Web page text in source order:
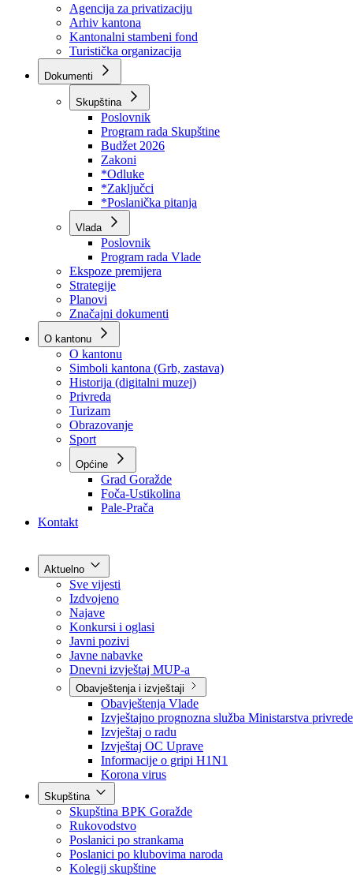
Javna preduzeća
BPK šume
RTV BPK
Agencija za privatizaciju
Arhiv kantona
Kantonalni stambeni fond
Turistička organizacija
Dokumenti
Skupština
Poslovnik
Program rada Skupštine
Budžet 2026
Zakoni
*Odluke
*Zaključci
*Poslanička pitanja
Vlada
Poslovnik
Program rada Vlade
Ekspoze premijera
Strategije
Planovi
Značajni dokumenti
O kantonu
O kantonu
Simboli kantona (Grb, zastava)
Historija (digitalni muzej)
Privreda
Turizam
Obrazovanje
Sport
Općine
Kontakt
Aktuelno
Sve vijesti
Izdvojeno
Najave
Konkursi i oglasi
Javni pozivi
Javne nabavke
Dnevni izvještaj MUP-a
Obavještenja i izvještaji
Obavještenja Vlade
Izvještajno prognozna služba Ministarstva privrede
Izvještaj o radu
Izvještaj OC Uprave
Informacije o gripi H1N1
Korona virus
Skupština
Skupština BPK Goražde
Rukovodstvo